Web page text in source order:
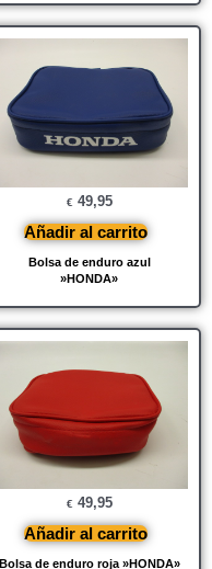
Bolsa de enduro azul
»HONDA»
€ 49,95
Añadir al carrito
Bolsa de enduro roja »HONDA»
€ 49,95
Añadir al carrito